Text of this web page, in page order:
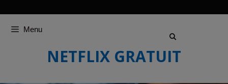
Menu
NETFLIX GRATUIT